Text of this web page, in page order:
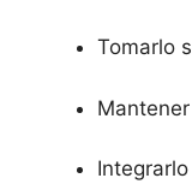
Tomarlo